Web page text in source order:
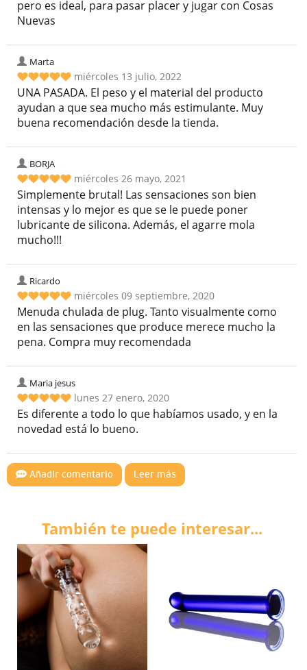
pero es ideal, para pasar placer y jugar con Cosas
Nuevas
Marta
miércoles 13 julio, 2022
UNA PASADA. El peso y el material del producto
ayudan a que sea mucho más estimulante. Muy
buena recomendación desde la tienda.
BORJA
miércoles 26 mayo, 2021
Simplemente brutal! Las sensaciones son bien
intensas y lo mejor es que se le puede poner
lubricante de silicona. Además, el agarre mola
mucho!!!
Ricardo
miércoles 09 septiembre, 2020
Menuda chulada de plug. Tanto visualmente como
en las sensaciones que produce merece mucho la
pena. Compra muy recomendada
Maria jesus
lunes 27 enero, 2020
Es diferente a todo lo que habíamos usado, y en la
novedad está lo bueno.
Añadir comentario Leer más
También te puede interesar...